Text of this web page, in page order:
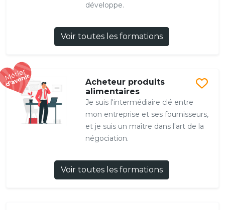
développe.
Voir toutes les formations
Acheteur produits
alimentaires
Je suis l'intermédiaire clé entre
mon entreprise et ses fournisseurs,
et je suis un maître dans l'art de la
négociation.
Voir toutes les formations